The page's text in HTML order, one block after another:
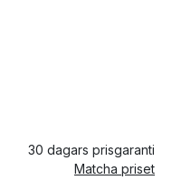
30 dagars prisgaranti
Matcha priset